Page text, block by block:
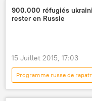
900.000 réfugiés
rester en Russie
15 Juillet 2015, 17:03
Programme russe de
Actualités